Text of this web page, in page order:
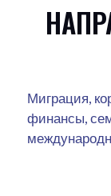
Миграция,
финансы,